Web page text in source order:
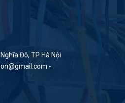
Đô, TP Hà Nội
-